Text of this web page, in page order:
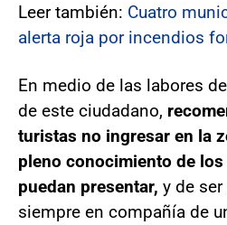
Leer también: Cuatro
alerta roja por incendios
En medio de las labores
de este ciudadano,
turistas no ingresar en la
pleno conocimiento de
puedan presentar, y de
siempre en compañía de